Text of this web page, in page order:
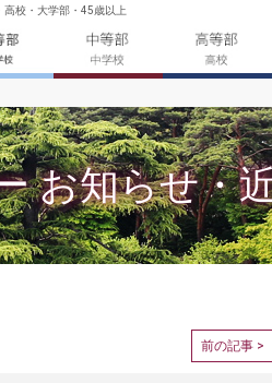
高校・大学部・45歳以上
お知らせ・
前の記事 >